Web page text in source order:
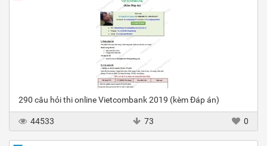
290 câu hỏi thi online Vietcombank 2019 (kèm Đáp án)
44533 73 0